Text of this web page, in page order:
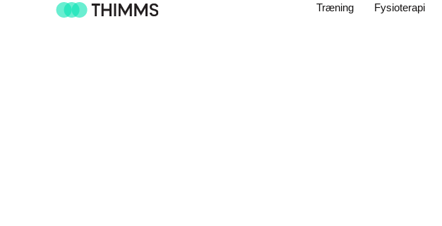
Træning Fysioterapi